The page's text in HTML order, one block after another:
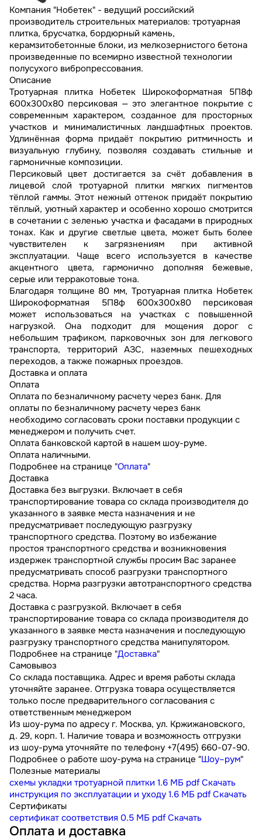
Компания "Нобетек" - ведущий российский
производитель строительных материалов: тротуарная
плитка, брусчатка, бордюрный камень,
керамзитобетонные блоки, из мелкозернистого бетона
произведенные по всемирно известной технологии
полусухого вибропрессования.
Описание
Тротуарная плитка Нобетек Широкоформатная 5П8ф
600x300x80 персиковая — это элегантное покрытие с
современным характером, созданное для просторных
участков и минималистичных ландшафтных проектов.
Удлинённая форма придаёт покрытию ритмичность и
визуальную глубину, позволяя создавать стильные и
гармоничные композиции.
Персиковый цвет достигается за счёт добавления в
лицевой слой тротуарной плитки мягких пигментов
тёплой гаммы. Этот нежный оттенок придаёт покрытию
тёплый, уютный характер и особенно хорошо смотрится
в сочетании с зеленью участка и фасадами в природных
тонах. Как и другие светлые цвета, может быть более
чувствителен к загрязнениям при активной
эксплуатации. Чаще всего используется в качестве
акцентного цвета, гармонично дополняя бежевые,
серые или терракотовые тона.
Благодаря толщине 80 мм, Тротуарная плитка Нобетек
Широкоформатная 5П8ф 600x300x80 персиковая
может использоваться на участках с повышенной
нагрузкой. Она подходит для мощения дорог с
небольшим трафиком, парковочных зон для легкового
транспорта, территорий АЗС, наземных пешеходных
переходов, а также пожарных проездов.
Доставка и оплата
Оплата
Оплата по безналичному расчету через банк. Для
оплаты по безналичному расчету через банк
необходимо согласовать сроки поставки продукции с
менеджером и получить счет.
Оплата банковской картой в нашем шоу-руме.
Оплата наличными.
Подробнее на странице "Оплата"
Доставка
Доставка без выгрузки. Включает в себя
транспортирование товара со склада производителя до
указанного в заявке места назначения и не
предусматривает последующую разгрузку
транспортного средства. Поэтому во избежание
простоя транспортного средства и возникновения
издержек транспортной службы просим Вас заранее
предусматривать способ разгрузки транспортного
средства. Норма разгрузки автотранспортного средства
2 часа.
Доставка с разгрузкой. Включает в себя
транспортирование товара со склада производителя до
указанного в заявке места назначения и последующую
разгрузку транспортного средства манипулятором.
Подробнее на странице "Доставка"
Самовывоз
Со склада поставщика. Адрес и время работы склада
уточняйте заранее. Отгрузка товара осуществляется
только после предварительного согласования с
ответственным менеджером
Из шоу-рума по адресу г. Москва, ул. Кржижановского,
д. 29, корп. 1. Наличие товара и возможность отгрузки
из шоу-рума уточняйте по телефону +7(495) 660-07-90.
Подробнее о работе шоу-рума на странице "Шоу–рум"
Полезные материалы
схемы укладки тротуарной плитки 1.6 МБ pdf Скачать
инструкция по эксплуатации и уходу 1.6 МБ pdf Скачать
Сертификаты
сертификат соответствия 0.5 МБ pdf Скачать
Оплата и доставка